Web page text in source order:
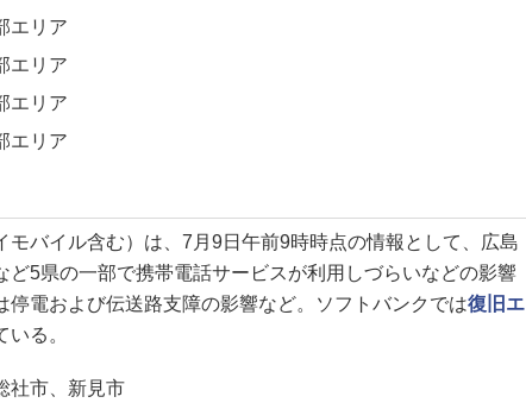
エリア
エリア
エリア
エリア
バイル含む）は、7月9日午前9時時点の情報として、広島
ど5県の一部で携帯電話サービスが利用しづらいなどの影響
停電および伝送路支障の影響など。ソフトバンクでは復旧エ
いる。
社市、新見市